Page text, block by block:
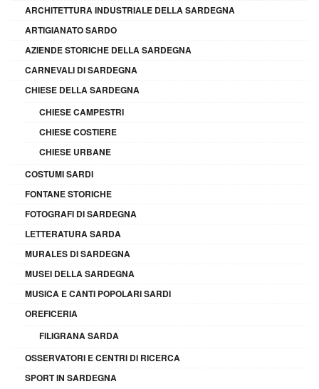
ARCHITETTURA INDUSTRIALE DELLA SARDEGNA
ARTIGIANATO SARDO
AZIENDE STORICHE DELLA SARDEGNA
CARNEVALI DI SARDEGNA
CHIESE DELLA SARDEGNA
CHIESE CAMPESTRI
CHIESE COSTIERE
CHIESE URBANE
COSTUMI SARDI
FONTANE STORICHE
FOTOGRAFI DI SARDEGNA
LETTERATURA SARDA
MURALES DI SARDEGNA
MUSEI DELLA SARDEGNA
MUSICA E CANTI POPOLARI SARDI
OREFICERIA
FILIGRANA SARDA
OSSERVATORI E CENTRI DI RICERCA
SPORT IN SARDEGNA